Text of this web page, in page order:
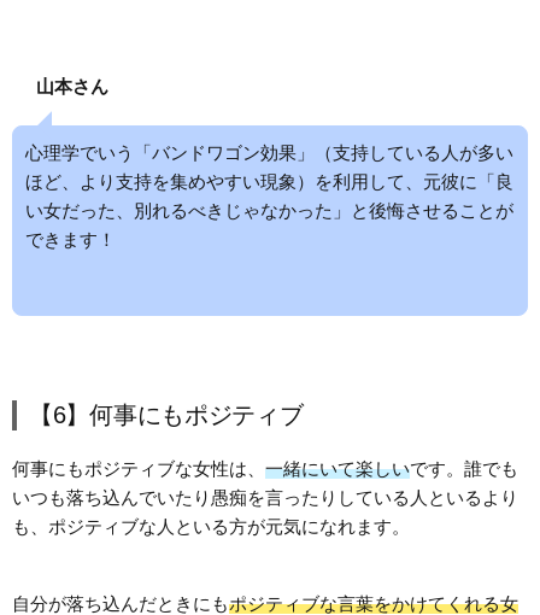
山本さん
心理学でいう「バンドワゴン効果」（支持している人が多い
ほど、より支持を集めやすい現象）を利用して、元彼に「良
い女だった、別れるべきじゃなかった」と後悔させることが
できます！
【6】何事にもポジティブ
何事にもポジティブな女性は、 一緒にいて楽しいです。誰でも
いつも落ち込んでいたり愚痴を言ったりしている人といるより
も、ポジティブな人といる方が元気になれます。
自分が落ち込んだときにもポジティブな言葉をかけてくれる女